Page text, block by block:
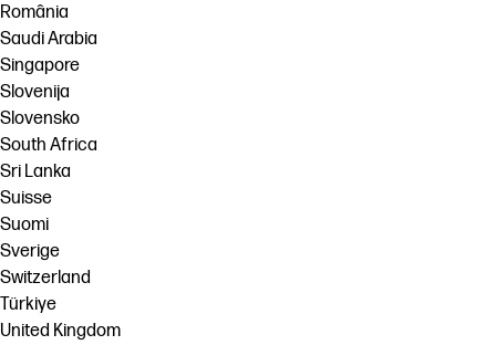
România
Saudi Arabia
Singapore
Slovenija
Slovensko
South Africa
Sri Lanka
Suisse
Suomi
Sverige
Switzerland
Türkiye
United Kingdom